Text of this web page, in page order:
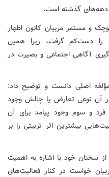
دهه‌های گذشته است.
و مستمر مربیان کانون اظهار
را دست‌کم گرفت، زیرا همین
آگاهی اجتماعی و بصیرت در
اصلی دانست و توضیح داد:
آن نوعی تعارض یا چالش وجود
فرد و سوم وجود پیامد برای آن
بیشترین اثر تربیتی را بر
سخنان خود با اشاره به اهمیت
خواست در کنار فعالیت‌های